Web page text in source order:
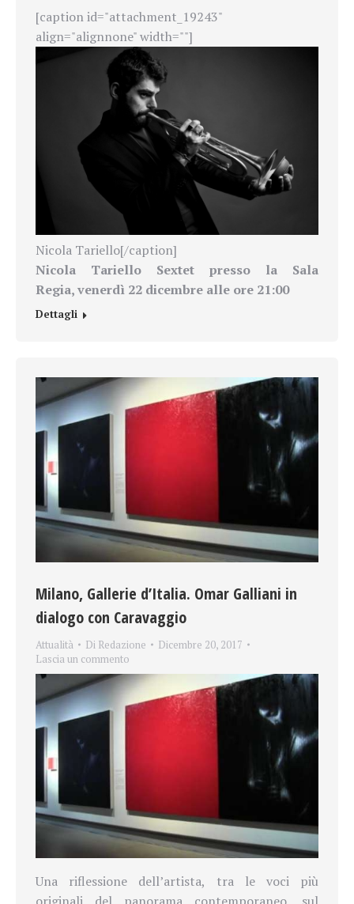
[caption id="attachment_19243"
align="alignnone" width=""]
Nicola Tariello[/caption]
Nicola Tariello Sextet presso la Sala
Regia,venerdì 22 dicembre alle ore 21:00
Dettagli
Milano, Gallerie d’Italia. Omar Galliani in
dialogo con Caravaggio
Attualità Di Redazione
Dicembre 20, 2017
Lascia un commento
Una riflessione dell’artista, tra le voci più